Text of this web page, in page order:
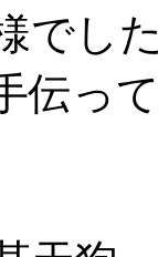
でし
伝っ